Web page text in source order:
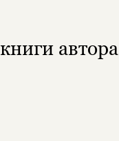
книги автора